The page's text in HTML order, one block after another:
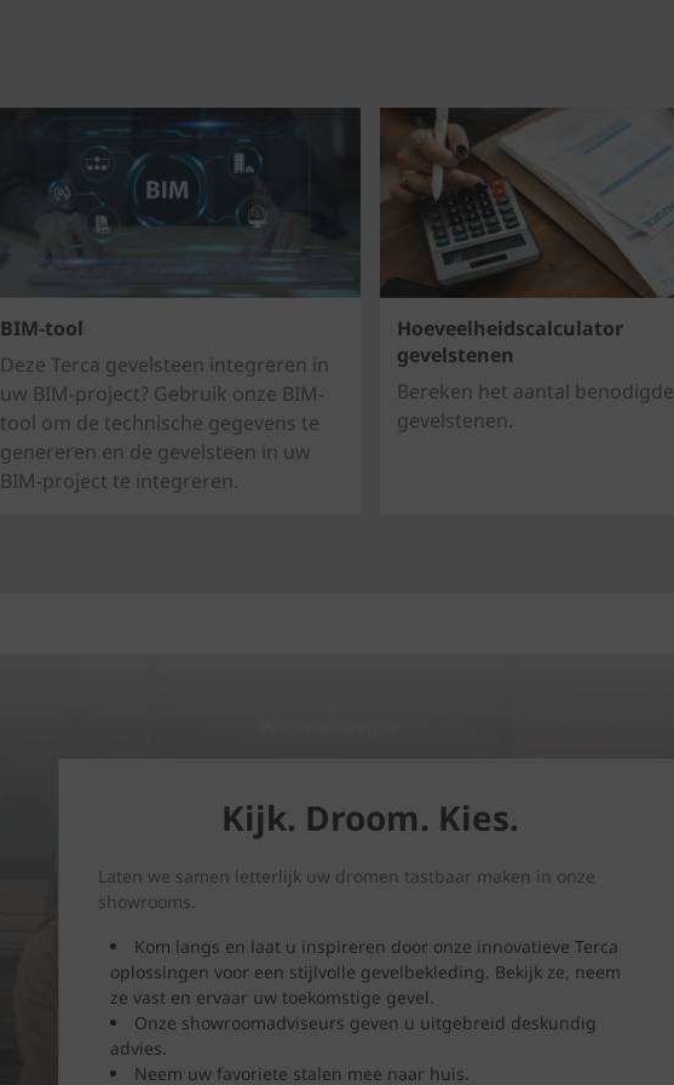
BIM-tool
Deze Terca gevelsteen integreren in
uw BIM-project? Gebruik onze BIM-
tool om de technische gegevens te
genereren en de gevelsteen in uw
BIM-project te integreren.
Hoeveelheidscalculator
gevelstenen
Bereken het aantal benodigde
gevelstenen.
Kijk. Droom. Kies.
Laten we samen letterlijk uw dromen tastbaar maken in onze
showrooms.
Kom langs en laat u inspireren door onze innovatieve Terca
oplossingen voor een stijlvolle gevelbekleding. Bekijk ze, neem
ze vast en ervaar uw toekomstige gevel.
Onze showroomadviseurs geven u uitgebreid deskundig
advies.
Neem uw favoriete stalen mee naar huis.